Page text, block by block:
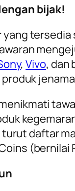
bijak!
yang tersedia
,Vivo, dan
daftar
(bernilai